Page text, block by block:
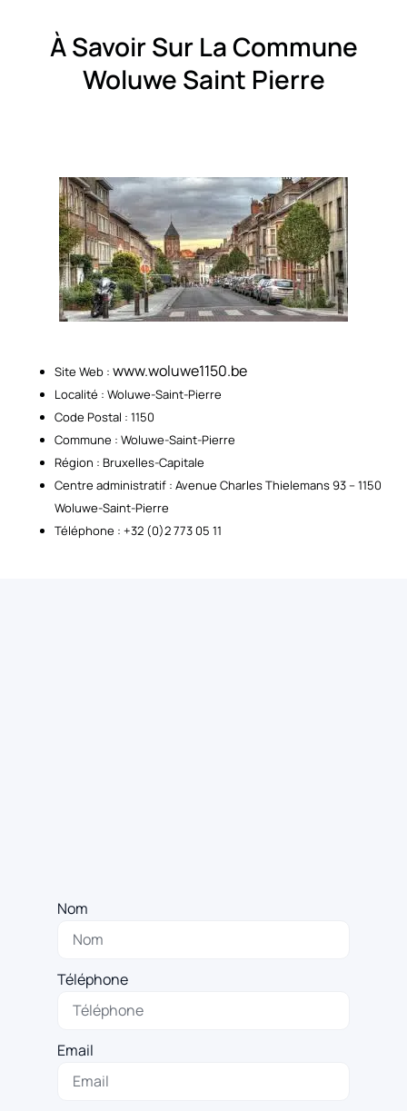
À Savoir Sur La Commune
Woluwe Saint Pierre
Site Web : www.woluwe1150.be
Localité : Woluwe-Saint-Pierre
Code Postal : 1150
Commune : Woluwe-Saint-Pierre
Région : Bruxelles-Capitale
Centre administratif : Avenue Charles Thielemans 93 – 1150
Woluwe-Saint-Pierre
Téléphone : +32 (0)2 773 05 11
Nom
Téléphone
Email